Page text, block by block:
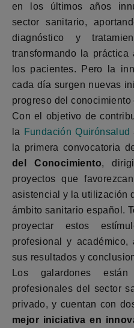
en los últimos años
sector sanitario,
diagnóstico y
transformando la
los pacientes. Pero la
cada día surgen nuevas
progreso del
Con el objetivo de
la
Fundación Quirónsalud
la primera convocatoria
del Conocimiento,
proyectos que
asistencial y la utilización
ámbito sanitario español.
proyectar estos
profesional y
sus resultados y
Los galardones
profesionales del sector
privado, y cuentan con
mejor iniciativa en